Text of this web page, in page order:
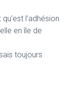
l’adhésion
en île de
toujours